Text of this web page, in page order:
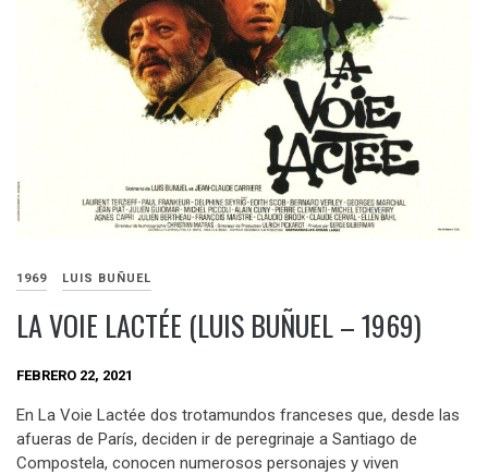
1969 LUIS BUÑUEL
LA VOIE LACTÉE (LUIS BUÑUEL – 1969)
FEBRERO 22, 2021
En La Voie Lactée dos trotamundos franceses que, desde las
afueras de París, deciden ir de peregrinaje a Santiago de
Compostela, conocen numerosos personajes y viven